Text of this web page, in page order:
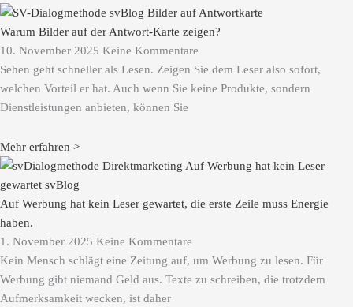
Warum Bilder auf der Antwort-Karte zeigen?
10. November 2025 Keine Kommentare
Sehen geht schneller als Lesen. Zeigen Sie dem Leser also sofort,
welchen Vorteil er hat. Auch wenn Sie keine Produkte, sondern
Dienstleistungen anbieten, können Sie
Mehr erfahren >
Auf Werbung hat kein Leser gewartet, die erste Zeile muss Energie
haben.
1. November 2025 Keine Kommentare
Kein Mensch schlägt eine Zeitung auf, um Werbung zu lesen. Für
Werbung gibt niemand Geld aus. Texte zu schreiben, die trotzdem
Aufmerksamkeit wecken, ist daher